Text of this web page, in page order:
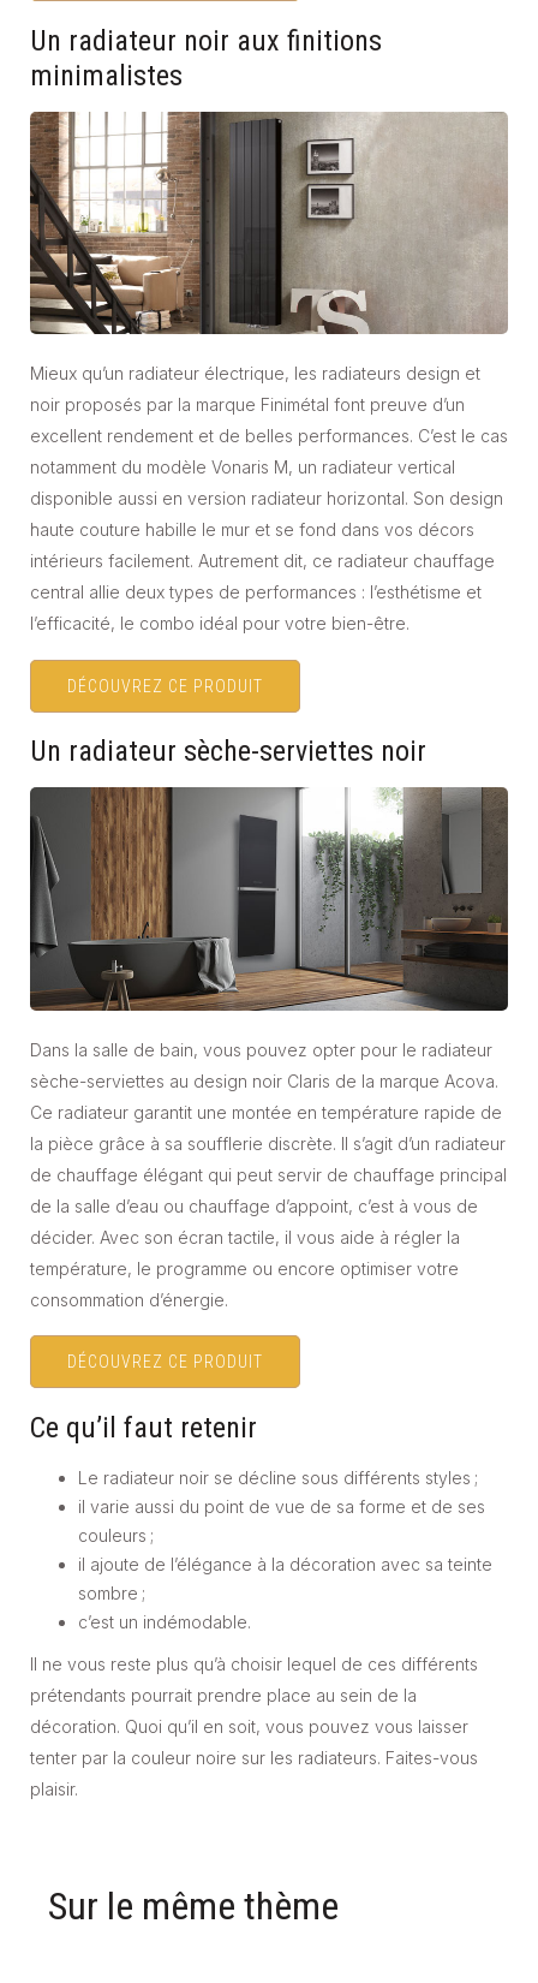
Un radiateur noir aux finitions
minimalistes
Mieux qu’un radiateur électrique, les radiateurs design et
noir proposés par la marque Finimétal font preuve d’un
excellent rendement et de belles performances. C’est le cas
notamment du modèle Vonaris M, un radiateur vertical
disponible aussi en version radiateur horizontal. Son design
haute couture habille le mur et se fond dans vos décors
intérieurs facilement. Autrement dit, ce radiateur chauffage
central allie deux types de performances : l’esthétisme et
l’efficacité, le combo idéal pour votre bien-être.
DÉCOUVREZ CE PRODUIT
Un radiateur sèche-serviettes noir
Dans la salle de bain, vous pouvez opter pour le radiateur
sèche-serviettes au design noir Claris de la marque Acova.
Ce radiateur garantit une montée en température rapide de
la pièce grâce à sa soufflerie discrète. Il s’agit d’un radiateur
de chauffage élégant qui peut servir de chauffage principal
de la salle d’eau ou chauffage d’appoint, c’est à vous de
décider. Avec son écran tactile, il vous aide à régler la
température, le programme ou encore optimiser votre
consommation d’énergie.
DÉCOUVREZ CE PRODUIT
Ce qu’il faut retenir
Le radiateur noir se décline sous différents styles ;
il varie aussi du point de vue de sa forme et de ses
couleurs ;
il ajoute de l’élégance à la décoration avec sa teinte
sombre ;
c’est un indémodable.
Il ne vous reste plus qu’à choisir lequel de ces différents
prétendants pourrait prendre place au sein de la
décoration. Quoi qu’il en soit, vous pouvez vous laisser
tenter par la couleur noire sur les radiateurs. Faites-vous
plaisir.
Sur le même thème